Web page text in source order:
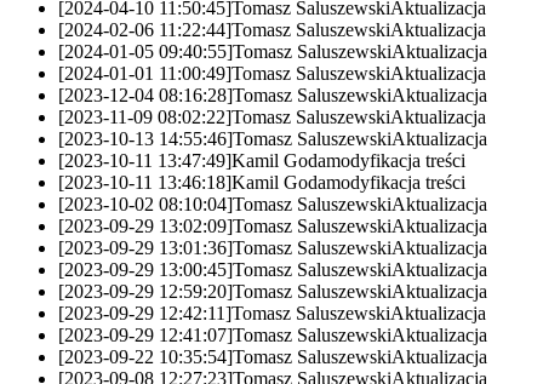
[2024-04-10 11:50:45]Tomasz SaluszewskiAktualizacja
[2024-02-06 11:22:44]Tomasz SaluszewskiAktualizacja
[2024-01-05 09:40:55]Tomasz SaluszewskiAktualizacja
[2024-01-01 11:00:49]Tomasz SaluszewskiAktualizacja
[2023-12-04 08:16:28]Tomasz SaluszewskiAktualizacja
[2023-11-09 08:02:22]Tomasz SaluszewskiAktualizacja
[2023-10-13 14:55:46]Tomasz SaluszewskiAktualizacja
[2023-10-11 13:47:49]Kamil Godamodyfikacja treści
[2023-10-11 13:46:18]Kamil Godamodyfikacja treści
[2023-10-02 08:10:04]Tomasz SaluszewskiAktualizacja
[2023-09-29 13:02:09]Tomasz SaluszewskiAktualizacja
[2023-09-29 13:01:36]Tomasz SaluszewskiAktualizacja
[2023-09-29 13:00:45]Tomasz SaluszewskiAktualizacja
[2023-09-29 12:59:20]Tomasz SaluszewskiAktualizacja
[2023-09-29 12:42:11]Tomasz SaluszewskiAktualizacja
[2023-09-29 12:41:07]Tomasz SaluszewskiAktualizacja
[2023-09-22 10:35:54]Tomasz SaluszewskiAktualizacja
[2023-09-08 12:27:23]Tomasz SaluszewskiAktualizacja